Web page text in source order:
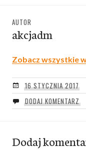
AUTOR
akcjadm
Zobacz wszystkie
16 STYCZNIA 2017
DODAJ KOMENTARZ
Dodaj